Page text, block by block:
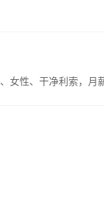
女性、干净利索，月